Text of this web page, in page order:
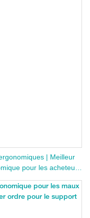
| Meilleur
pour les acheteurs